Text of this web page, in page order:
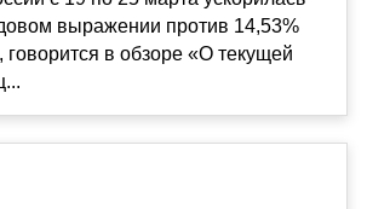
выражении против 14,53%
говорится в обзоре «О текущей